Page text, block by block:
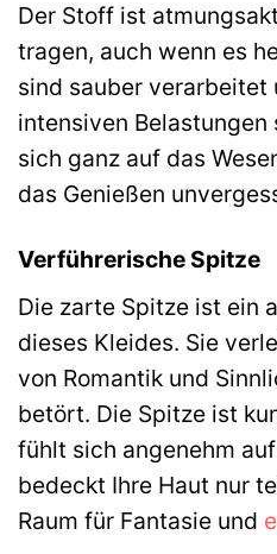
Der Stoff ist
tragen, auch wenn es
sind sauber verarbeitet
intensiven Belastungen
sich ganz auf das
das Genießen
Verführerische Spitze
Die zarte Spitze ist ein
dieses Kleides. Sie
von Romantik und
betört. Die Spitze ist
fühlt sich angenehm
bedeckt Ihre Haut nur
Raum für Fantasie und